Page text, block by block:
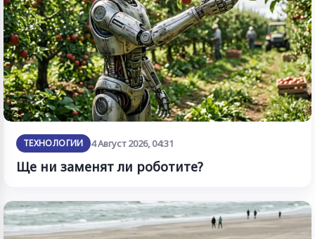
ТЕХНОЛОГИИ 4 Август 2026, 04:31
Ще ни заменят ли роботите?